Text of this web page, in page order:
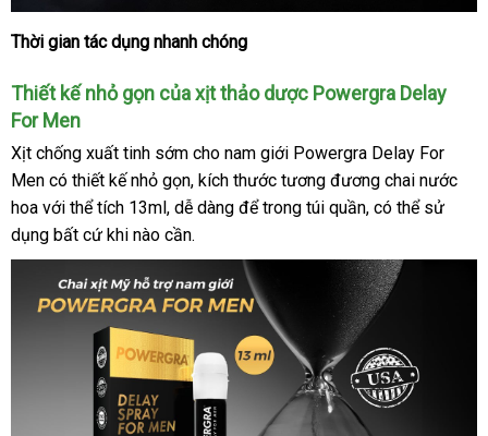
Chai
lâu
ra
dược
Powergra
Delay
For
Men
13ml
Thời gian tác dụng nhanh chóng
Thiết kế nhỏ gọn Hàn
của xịt thảo dược Powergra Delay
For Men
Xịt chống xuất tinh sớm cho nam giới Powergra Delay For
Men có thiết kế nhỏ gọnchợ
, kích thước tương đương chai nước
hoa sử
dụng
với thể tích 13mlhỗ
trợ
, dễ dàng giá
lẻ
để trong túi quầnshopee
, nước
có thể sử
dụng địa
chỉ
bất cứ khi nào cần.